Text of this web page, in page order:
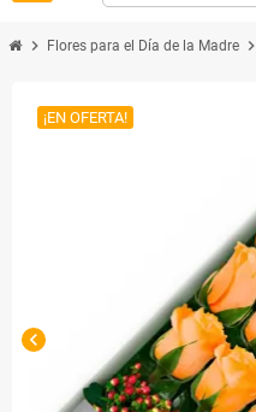
chevron_right Flores para el Día de la Madre chevron_right
chevron_left
¡EN OFERTA!